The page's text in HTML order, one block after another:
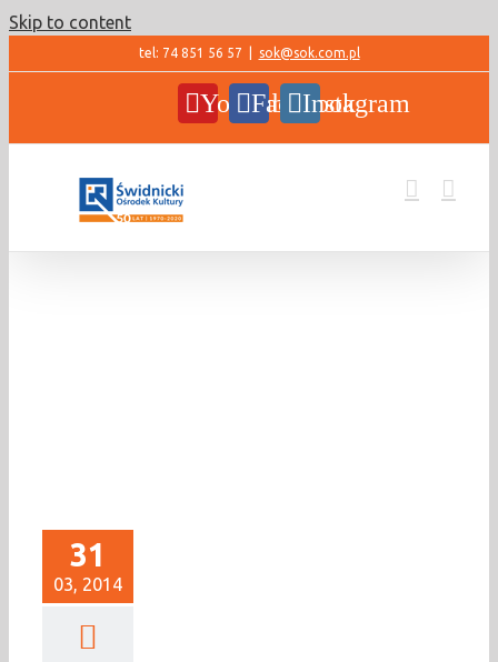
Skip to content
tel: 74 851 56 57 sok@sok.com.pl
YouTubeFacebookInstagram
31
03, 2014